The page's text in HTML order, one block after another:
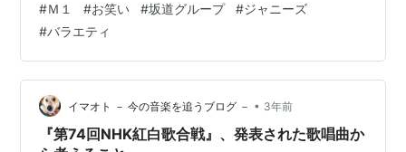
て、要は今回の出演者を誰も知らなかったのが大きいよ
うだ。「ああ彼らは今年もまた挑戦しているんだな」と
思えば久々とは思わないだろう。あるいは以前見たネタ
も思い出すかもしれない でも番組によれば連続して何度
も決勝に残っているコンビもあるというし、必ず見たは
ずのコンビもいるはずだが、でも知らない。結局そ…
#Ｍ１ #お笑い #坂道グループ #ジャニーズ
#バラエティ
イマオト － 今の音楽を追うブログ － • 3年前
『第74回NHK紅白歌合戦』、発表された歌唱曲か